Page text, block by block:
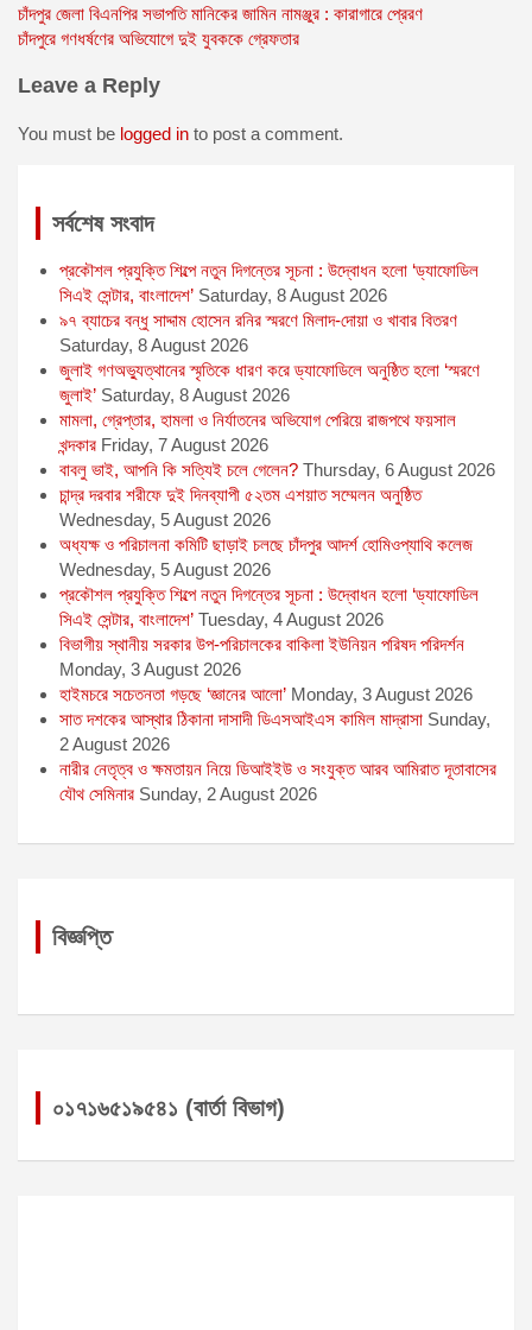
c
e
o
s
s
g
a
i
a
t
p
i
t
r
Post
navigation
চাঁদপুর জেলা বিএনপির সভাপতি মানিকের জামিন নামঞ্জুর : কারাগারে প্রেরণ
চাঁদপুরে গণধর্ষণের অভিযোগে দুই যুবককে গ্রেফতার
Leave a Reply
You must be logged in to post a comment.
সর্বশেষ সংবাদ
প্রকৌশল প্রযুক্তি শিল্পে নতুন দিগন্তের সূচনা : উদ্বোধন হলো ‘ড্যাফোডিল
সিএই সেন্টার, বাংলাদেশ’ Saturday, 8 August 2026
৯৭ ব্যাচের বন্ধু সাদ্দাম হোসেন রনির স্মরণে মিলাদ-দোয়া ও খাবার বিতরণ
Saturday, 8 August 2026
জুলাই গণঅভ্যুত্থানের স্মৃতিকে ধারণ করে ড্যাফোডিলে অনুষ্ঠিত হলো ‘স্মরণে
জুলাই’ Saturday, 8 August 2026
মামলা, গ্রেপ্তার, হামলা ও নির্যাতনের অভিযোগ পেরিয়ে রাজপথে ফয়সাল
খন্দকার Friday, 7 August 2026
বাবলু ভাই, আপনি কি সত্যিই চলে গেলেন? Thursday, 6 August 2026
চান্দ্র দরবার শরীফে দুই দিনব্যাপী ৫২তম এশয়াত সম্মেলন অনুষ্ঠিত
Wednesday, 5 August 2026
অধ্যক্ষ ও পরিচালনা কমিটি ছাড়াই চলছে চাঁদপুর আদর্শ হোমিওপ্যাথি কলেজ
Wednesday, 5 August 2026
প্রকৌশল প্রযুক্তি শিল্পে নতুন দিগন্তের সূচনা : উদ্বোধন হলো ‘ড্যাফোডিল
সিএই সেন্টার, বাংলাদেশ’ Tuesday, 4 August 2026
বিভাগীয় স্থানীয় সরকার উপ-পরিচালকের বাকিলা ইউনিয়ন পরিষদ পরিদর্শন
Monday, 3 August 2026
হাইমচরে সচেতনতা গড়ছে ‘জ্ঞানের আলো’ Monday, 3 August 2026
সাত দশকের আস্থার ঠিকানা দাসাদী ডিএসআইএস কামিল মাদ্রাসা Sunday,
2 August 2026
নারীর নেতৃত্ব ও ক্ষমতায়ন নিয়ে ডিআইইউ ও সংযুক্ত আরব আমিরাত দূতাবাসের
যৌথ সেমিনার Sunday, 2 August 2026
বিজ্ঞপ্তি
০১৭১৬৫১৯৫৪১ (বার্তা বিভাগ)